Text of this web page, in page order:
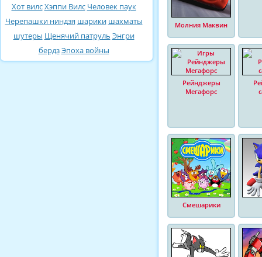
Хот вилсХэппи Вилс Человек паук
Черепашки ниндзя шарики шахматы
шутеры Щенячий патруль Энгри
бердзЭпоха войны
Молния Маквин
Рейнджеры
Мегафорс
Смешарики